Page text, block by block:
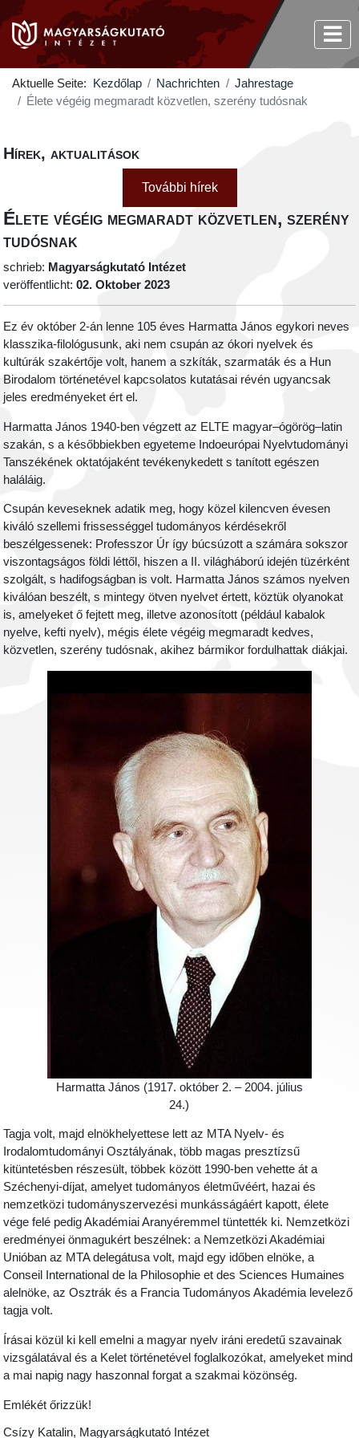
Aktuelle Seite: Kezdőlap Nachrichten
Jahrestage
Élete végéig megmaradt közvetlen, szerény tudósnak
Hírek, aktualitások
További hírek
Élete végéig megmaradt közvetlen, szerény
tudósnak
schrieb: Magyarságkutató Intézet
veröffentlicht:02. Oktober 2023
Ez év október 2-án lenne 105 éves Harmatta János egykori neves
klasszika-filológusunk, aki nem csupán az ókori nyelvek és
kultúrák szakértője volt, hanem a szkíták, szarmaták és a Hun
Birodalom történetével kapcsolatos kutatásai révén ugyancsak
jeles eredményeket ért el.
Harmatta János 1940-ben végzett az ELTE magyar–ógörög–latin
szakán, s a későbbiekben egyeteme Indoeurópai Nyelvtudományi
Tanszékének oktatójaként tevékenykedett s tanított egészen
haláláig.
Csupán keveseknek adatik meg, hogy közel kilencven évesen
kiváló szellemi frissességgel tudományos kérdésekről
beszélgessenek: Professzor Úr így búcsúzott a számára sokszor
viszontagságos földi léttől, hiszen a II. világháború idején tüzérként
szolgált, s hadifogságban is volt. Harmatta János számos nyelven
kiválóan beszélt, s mintegy ötven nyelvet értett, köztük olyanokat
is, amelyeket ő fejtett meg, illetve azonosított (például kabalok
nyelve, kefti nyelv), mégis élete végéig megmaradt kedves,
közvetlen, szerény tudósnak, akihez bármikor fordulhattak diákjai.
Harmatta János (1917. október 2. – 2004. július
24.)
Tagja volt, majd elnökhelyettese lett az MTA Nyelv- és
Irodalomtudományi Osztályának, több magas presztízsű
kitüntetésben részesült, többek között 1990-ben vehette át a
Széchenyi-díjat, amelyet tudományos életművéért, hazai és
nemzetközi tudományszervezési munkásságáért kapott, élete
vége felé pedig Akadémiai Aranyéremmel tüntették ki. Nemzetközi
eredményei önmagukért beszélnek: a Nemzetközi Akadémiai
Unióban az MTA delegátusa volt, majd egy időben elnöke, a
Conseil International de la Philosophie et des Sciences Humaines
alelnöke, az Osztrák és a Francia Tudományos Akadémia levelező
tagja volt.
Írásai közül ki kell emelni a magyar nyelv iráni eredetű szavainak
vizsgálatával és a Kelet történetével foglalkozókat, amelyeket mind
a mai napig nagy haszonnal forgat a szakmai közönség.
Emlékét őrizzük!
Csízy Katalin, Magyarságkutató Intézet